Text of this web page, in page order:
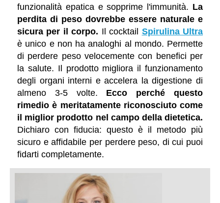
funzionalità epatica e sopprime l'immunità. La
perdita di peso dovrebbe essere naturale e
sicura per il corpo. Il cocktail Spirulina Ultra
è unico e non ha analoghi al mondo. Permette
di perdere peso velocemente con benefici per
la salute. Il prodotto migliora il funzionamento
degli organi interni e accelera la digestione di
almeno 3-5 volte. Ecco perché questo
rimedio è meritatamente riconosciuto come
il miglior prodotto nel campo della dietetica.
Dichiaro con fiducia: questo è il metodo più
sicuro e affidabile per perdere peso, di cui puoi
fidarti completamente.